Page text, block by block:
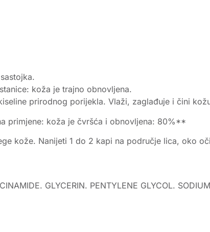
koža je trajno obnovljena.
prirodnog porijekla. Vlaži, zaglađuje i čini
primjene: koža je čvršća i obnovljena: 80%**
kože. Nanijeti 1 do 2 kapi na područje lica, oko
GLYCERIN. PENTYLENE GLYCOL.